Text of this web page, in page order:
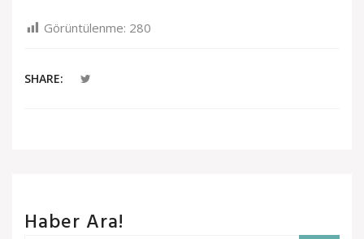
Görüntülenme: 280
SHARE:
Haber Ara!